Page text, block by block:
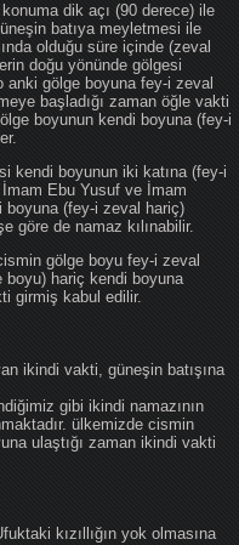
dik açı (90 derece) ile
batıya meyletmesi ile
olduğu süre içinde (zeval
doğu yönünde gölgesi
gölge boyuna fey-i zeval
başladığı zaman öğle vakti
boyunun kendi boyuna (fey-i
kendi boyunun iki katına (fey-i
Ebu Yusuf ve İmam
boyuna (fey-i zeval hariç)
göre de namaz kılınabilir.
gölge boyu fey-i zeval
boyu) hariç kendi boyuna
girmiş kabul edilir.
ikindi vakti, güneşin batışına
gibi ikindi namazının
ülkemizde cismin
ulaştığı zaman ikindi vakti
kızıllığın yok olmasına